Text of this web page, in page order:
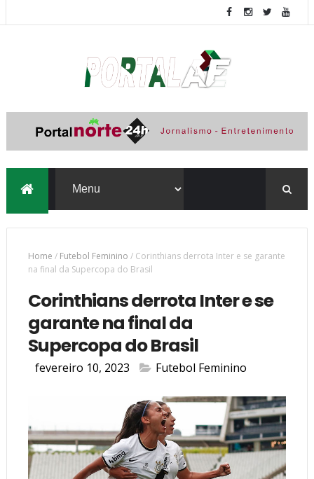
Home / Futebol Feminino / Corinthians derrota Inter e se garante
na final da Supercopa do Brasil
Corinthians derrota Inter e se
garante na final da
Supercopa do Brasil
fevereiro 10, 2023 Futebol Feminino